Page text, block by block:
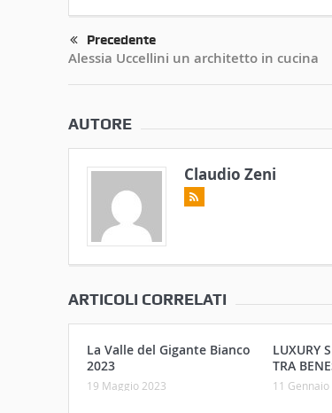
Precedente
Alessia Uccellini un architetto in cucina
AUTORE
Claudio Zeni
ARTICOLI CORRELATI
La Valle del Gigante Bianco
2023
19 Maggio 2023
LUXURY
TRA
11 Gennaio